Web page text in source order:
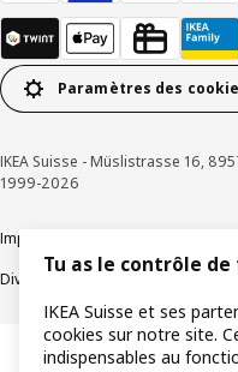
Paramètres des
IKEA Suisse - Müslistrasse 16,
1999-2026
Impressum / Déclaration de
Divulgation responsable
Tu as le contrôle
IKEA Suisse et ses
cookies sur notre site.
indispensables au